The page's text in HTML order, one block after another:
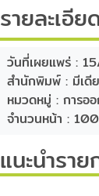
รายละเอี
วันที่เผยแพร่ :
สำนักพิมพ์ :มีเดีย
หมวดหมู่ :การอ
จำนวนหน้า :100
แนะนำรา